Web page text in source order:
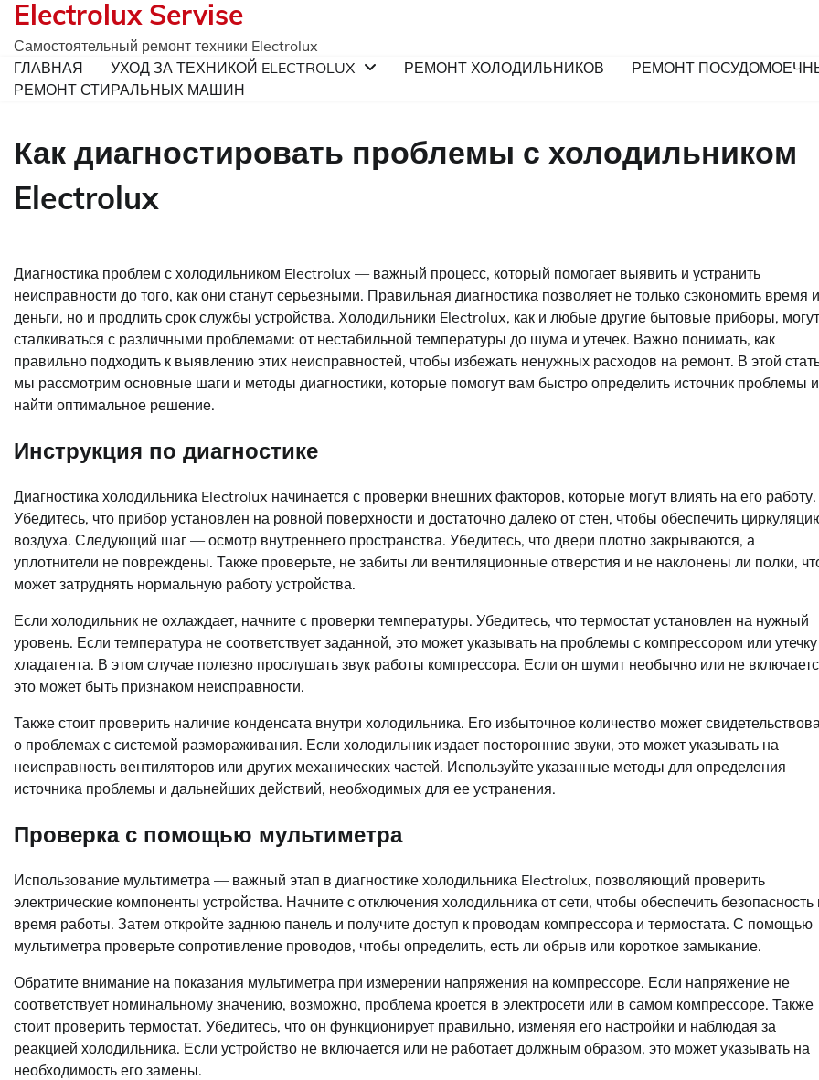
Skip
content
Electrolux Servise
Самостоятельный ремонт техники Electrolux
ГЛАВНАЯ
УХОД ЗА ТЕХНИКОЙ ELECTROLUX РЕМОНТ ХОЛОДИЛЬНИКОВ
РЕМОНТ
РЕМОНТ СТИРАЛЬНЫХ МАШИН
Как диагностировать проблемы с холодильником
Electrolux
Диагностика проблем с холодильником Electrolux — важный процесс, который помогает выявить и устранить
неисправности до того, как они станут серьезными. Правильная диагностика позволяет не только сэкономить время и
деньги, но и продлить срок службы устройства. Холодильники Electrolux, как и любые другие бытовые приборы, могут
сталкиваться с различными проблемами: от нестабильной температуры до шума и утечек. Важно понимать, как
правильно подходить к выявлению этих неисправностей, чтобы избежать ненужных расходов на ремонт. В этой
мы рассмотрим основные шаги и методы диагностики, которые помогут вам быстро определить источник проблемы и
найти оптимальное решение.
Инструкция по диагностике
Диагностика холодильника Electrolux начинается с проверки внешних факторов, которые могут влиять на его работу.
Убедитесь, что прибор установлен на ровной поверхности и достаточно далеко от стен, чтобы обеспечить
воздуха. Следующий шаг — осмотр внутреннего пространства. Убедитесь, что двери плотно закрываются, а
уплотнители не повреждены. Также проверьте, не забиты ли вентиляционные отверстия и не наклонены ли полки,
может затруднять нормальную работу устройства.
Если холодильник не охлаждает, начните с проверки температуры. Убедитесь, что термостат установлен на нужный
уровень. Если температура не соответствует заданной, это может указывать на проблемы с компрессором или утечку
хладагента. В этом случае полезно прослушать звук работы компрессора. Если он шумит необычно или не
это может быть признаком неисправности.
Также стоит проверить наличие конденсата внутри холодильника. Его избыточное количество может
о проблемах с системой размораживания. Если холодильник издает посторонние звуки, это может указывать на
неисправность вентиляторов или других механических частей. Используйте указанные методы для определения
источника проблемы и дальнейших действий, необходимых для ее устранения.
Проверка с помощью мультиметра
Использование мультиметра — важный этап в диагностике холодильника Electrolux, позволяющий проверить
электрические компоненты устройства. Начните с отключения холодильника от сети, чтобы обеспечить безопасность
время работы. Затем откройте заднюю панель и получите доступ к проводам компрессора и термостата. С помощью
мультиметра проверьте сопротивление проводов, чтобы определить, есть ли обрыв или короткое замыкание.
Обратите внимание на показания мультиметра при измерении напряжения на компрессоре. Если напряжение не
соответствует номинальному значению, возможно, проблема кроется в электросети или в самом компрессоре. Также
стоит проверить термостат. Убедитесь, что он функционирует правильно, изменяя его настройки и наблюдая за
реакцией холодильника. Если устройство не включается или не работает должным образом, это может указывать на
необходимость его замены.